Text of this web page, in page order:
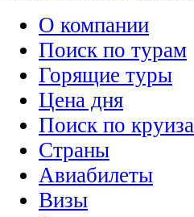
О компании
Поиск по турам
Горящие туры
Цена дня
Поиск по
Страны
Авиабилеты
Визы